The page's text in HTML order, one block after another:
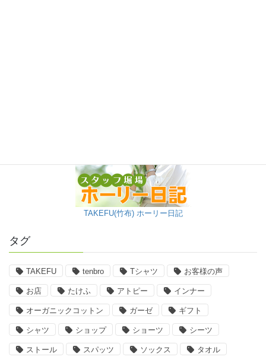
TAKEFU(竹布) ホーリー日記
タグ
TAKEFU tenbro Tシャツ お客様の声
お店 たけふ アトピー インナー
オーガニックコットン ガーゼ ギフト
シャツ ショップ ショーツ シーツ
ストール スパッツ ソックス タオル